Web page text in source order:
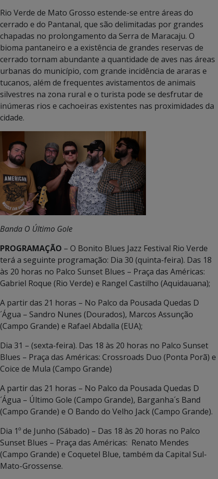
Rio Verde de Mato Grosso estende-se entre áreas do
cerrado e do Pantanal, que são delimitadas por grandes
chapadas no prolongamento da Serra de Maracaju. O
bioma pantaneiro e a existência de grandes reservas de
cerrado tornam abundante a quantidade de aves nas áreas
urbanas do município, com grande incidência de araras e
tucanos, além de frequentes avistamentos de animais
silvestres na zona rural e o turista pode se desfrutar de
inúmeras rios e cachoeiras existentes nas proximidades da
cidade.
Banda O Último Gole
PROGRAMAÇÃO – O Bonito Blues Jazz Festival Rio Verde
terá a seguinte programação: Dia 30 (quinta-feira). Das 18
às 20 horas no Palco Sunset Blues – Praça das Américas:
Gabriel Roque (Rio Verde) e Rangel Castilho (Aquidauana);
A partir das 21 horas – No Palco da Pousada Quedas D
´Água – Sandro Nunes (Dourados), Marcos Assunção
(Campo Grande) e Rafael Abdalla (EUA);
Dia 31 – (sexta-feira). Das 18 às 20 horas no Palco Sunset
Blues – Praça das Américas: Crossroads Duo (Ponta Porã) e
Coice de Mula (Campo Grande)
A partir das 21 horas – No Palco da Pousada Quedas D
´Água – Último Gole (Campo Grande), Barganha´s Band
(Campo Grande) e O Bando do Velho Jack (Campo Grande).
Dia 1º de Junho (Sábado) – Das 18 às 20 horas no Palco
Sunset Blues – Praça das Américas: Renato Mendes
(Campo Grande) e Coquetel Blue, também da Capital Sul-
Mato-Grossense.